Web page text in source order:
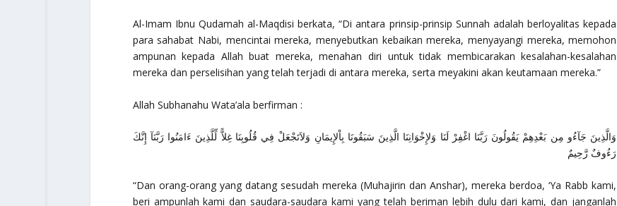
Al-Imam Ibnu Qudamah al-Maqdisi berkata, “Di antara prinsip-prinsip Sunnah adalah berloyalitas kepada
para sahabat Nabi, mencintai mereka, menyebutkan kebaikan mereka, menyayangi mereka, memohon
ampunan kepada Allah buat mereka, menahan diri untuk tidak membicarakan kesalahan-kesalahan
mereka dan perselisihan yang telah terjadi di antara mereka, serta meyakini akan keutamaan mereka.”
Allah Subhanahu Wata’ala berfirman :
وَالَّذِينَ جَآءُو مِن بَعْدِهِمْ يَقُولُونَ رَبَّنَا اغْفِرْ لَنَا وَلإِخْوَانِنَا الَّذِينَ سَبَقُونَا بِاْلإِيمَانِ وَلاَتَجْعَلْ فِي قُلُوبِنَا غِلاًّ لِّلَّذِينَ ءَامَنُوا رَبَّنَآ إِنَّكَ
رَءُوفٌ رَّحِيمٌ
“Dan orang-orang yang datang sesudah mereka (Muhajirin dan Anshar), mereka berdoa, ‘Ya Rabb kami,
beri ampunlah kami dan saudara-saudara kami yang telah beriman lebih dulu dari kami, dan janganlah